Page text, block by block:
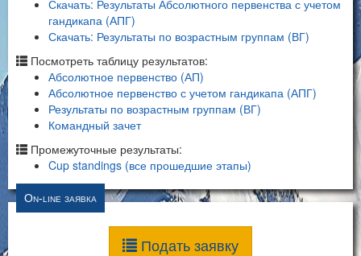
Скачать: Результаты Абсолютного первенства с учетом
гандикапа (АПГ)
Скачать: Результаты по возрастным группам (ВГ)
Посмотреть таблицу результатов:
Абсолютное первенство (АП)
Абсолютное первенство с учетом гандикапа (АПГ)
Результаты по возрастным группам (ВГ)
Командный зачет
Промежуточные результаты:
Cup standings (все прошедшие этапы)
On-line заявка
Подать заявку